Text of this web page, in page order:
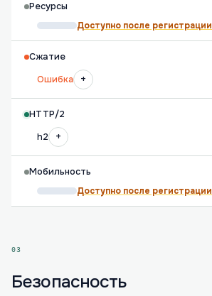
Ресурсы
Доступно после регистрации
Сжатие
Ошибка
+
HTTP/2
h2
+
Мобильность
Доступно после регистрации
03
Безопасность